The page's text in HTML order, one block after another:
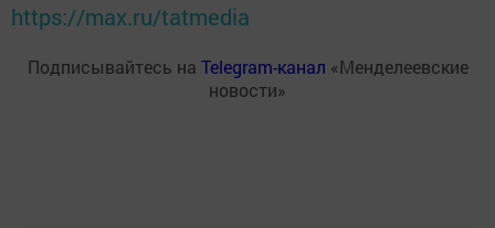
https://max.ru/tatmedia
Подписывайтесь на Telegram-канал «Менделеевские
новости»